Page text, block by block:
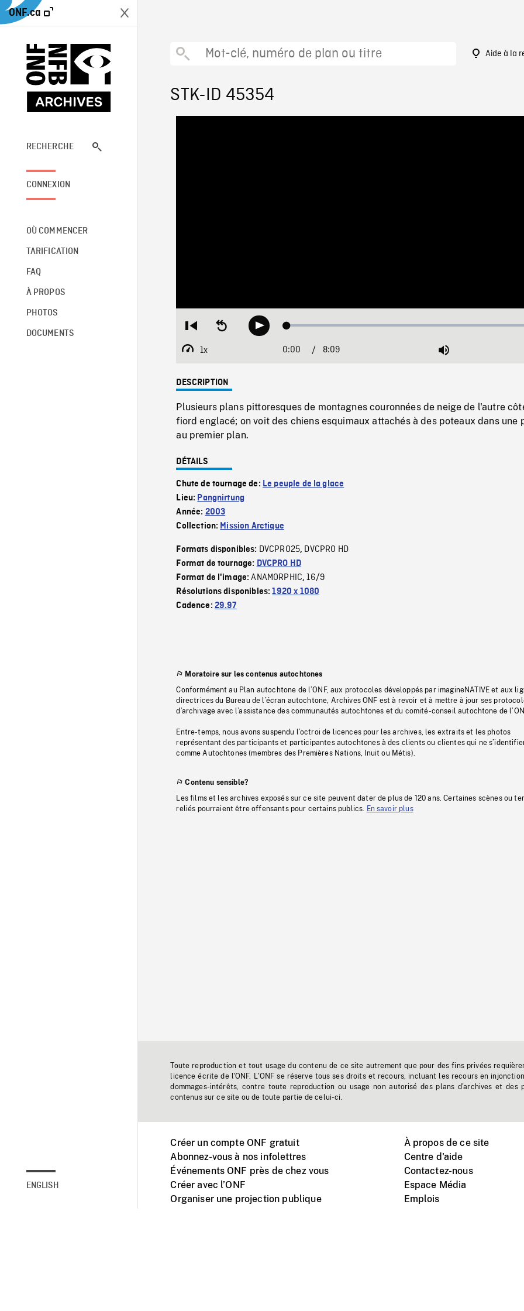
ONF.ca
RECHERCHE
CONNEXION
OÙ COMMENCER
TARIFICATION
FAQ
À PROPOS
PHOTOS
DOCUMENTS
ENGLISH
Aide à la
STK-ID 45354
Restart
beginning
Seek
backwardPlay Loaded:
1x
Playback
Current
0:00 / Duration
8:09 Mute
DESCRIPTION
Plusieurs plans pittoresques de montagnes couronnées de neige de l'autre
fiord englacé; on voit des chiens esquimaux attachés à des poteaux dans une
au premier plan.
DÉTAILS
Chute de tournage de: Le peuple de la glace
Lieu: Pangnirtung
Année: 2003
Collection: Mission Arctique
Formats disponibles: DVCPRO25, DVCPRO HD
Format de tournage: DVCPRO HD
Format de l'image:ANAMORPHIC,16/9
Résolutions disponibles:1920 x 1080
Cadence: 29.97
Moratoire sur les contenus autochtones
Conformément au Plan autochtone de l’ONF, aux protocoles développés par imagineNATIVE et aux
directrices du Bureau de l’écran autochtone, Archives ONF est à revoir et à mettre à jour ses
d’archivage avec l’assistance des communautés autochtones et du comité-conseil autochtone de
Entre-temps, nous avons suspendu l’octroi de licences pour les archives, les extraits et les photos
représentant des participants et participantes autochtones à des clients ou clientes qui ne
comme Autochtones (membres des Premières Nations, Inuit ou Métis).
Contenu sensible?
Les films et les archives exposés sur ce site peuvent dater de plus de 120 ans. Certaines scènes ou
reliés pourraient être offensants pour certains publics.
En savoir plus
Toute reproduction et tout usage du contenu de ce site autrement que pour des fins privées
licence écrite de l'ONF. L'ONF se réserve tous ses droits et recours, incluant les recours en
dommages-intérêts, contre toute reproduction ou usage non autorisé des plans d'archives et des
contenus sur ce site ou de toute partie de celui-ci.
Créer un compte ONF gratuit
Abonnez-vous à nos infolettres
Événements ONF près de chez vous
Créer avec l’ONF
Organiser une projection publique
À propos de ce site
Centre d'aide
Contactez-nous
Espace Média
Emplois